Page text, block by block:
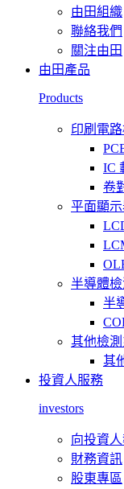
由田組織
聯絡我們
關注由田
由田產品
Products
印刷電
IC
卷
平面顯示
半導體檢
半
其他檢測
其
投資人服務
investors
向投資
財務資訊
股東專區